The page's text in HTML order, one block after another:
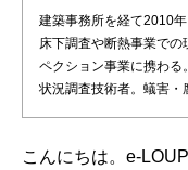
建築事務所を経て2010
床下調査や断熱事業で
ペクション事業に携わ
状況調査技術者。蟻害・
こんにちは。e-